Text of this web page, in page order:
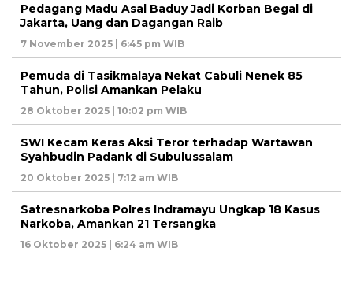
Pedagang Madu Asal Baduy Jadi Korban Begal di
Jakarta, Uang dan Dagangan Raib
7 November 2025 | 6:45 pm WIB
Pemuda di Tasikmalaya Nekat Cabuli Nenek 85
Tahun, Polisi Amankan Pelaku
28 Oktober 2025 | 10:02 pm WIB
SWI Kecam Keras Aksi Teror terhadap Wartawan
Syahbudin Padank di Subulussalam
20 Oktober 2025 | 7:12 am WIB
Satresnarkoba Polres Indramayu Ungkap 18 Kasus
Narkoba, Amankan 21 Tersangka
16 Oktober 2025 | 6:24 am WIB